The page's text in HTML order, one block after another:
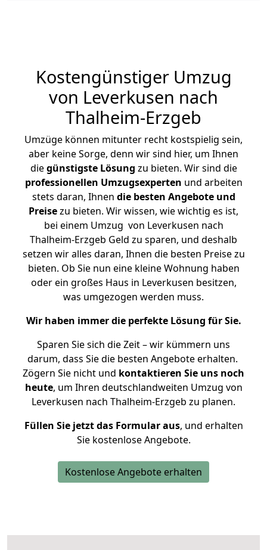
Kostengünstiger Umzug
von Leverkusen nach
Thalheim-Erzgeb
Umzüge können mitunter recht kostspielig sein,
aber keine Sorge, denn wir sind hier, um Ihnen
diegünstigste Lösung zu bieten. Wir sind die
professionellen Umzugsexperten und arbeiten
stets daran, Ihnen die besten Angebote und
Preisezu bieten. Wir wissen, wie wichtig es ist,
bei einem Umzug von Leverkusen nach
Thalheim-Erzgeb Geld zu sparen, und deshalb
setzen wir alles daran, Ihnen die besten Preise zu
bieten. Ob Sie nun eine kleine Wohnung haben
oder ein großes Haus in Leverkusen besitzen,
was umgezogen werden muss.
Wir haben immer die perfekte Lösung für Sie.
Sparen Sie sich die Zeit – wir kümmern uns
darum, dass Sie die besten Angebote erhalten.
Zögern Sie nicht und kontaktieren Sie uns noch
heute, um Ihren deutschlandweiten Umzug von
Leverkusen nach Thalheim-Erzgeb zu planen.
Füllen Sie jetzt das Formular aus, und erhalten
Sie kostenlose Angebote.
Kostenlose Angebote erhalten